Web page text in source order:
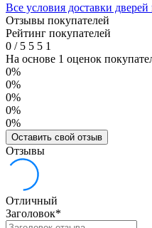
Все условия доставки
Отзывы покупателей
Рейтинг покупателей
0 /5 5 5 1
На основе 1 оценок
0%
0%
0%
0%
0%
Оставить свой отзыв
Отзывы
Отличный
Заголовок*